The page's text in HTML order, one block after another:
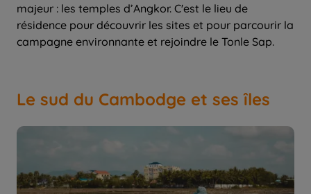
majeur : les temples d’Angkor. C'est le lieu de
résidence pour découvrir les sites et pour parcourir la
Le sud du Cambodge et ses îles